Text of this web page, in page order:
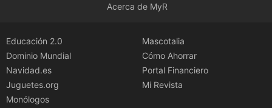
Acerca de MyR
Educación 2.0
Dominio Mundial
Navidad.es
Juguetes.org
Monólogos
Mascotalia
Cómo Ahorrar
Portal Financiero
Mi Revista